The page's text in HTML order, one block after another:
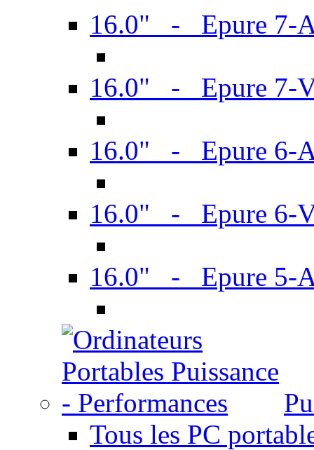
16.0" - Epure 7-
16.0" - Epure 7-
16.0" - Epure 6-
16.0" - Epure 6-
16.0" - Epure 5-
Tous les PC